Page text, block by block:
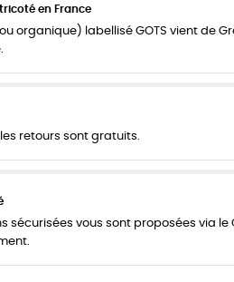
en France
organique) labellisé GOTS vient de
retours sont gratuits.
sécurisées vous sont proposées via le